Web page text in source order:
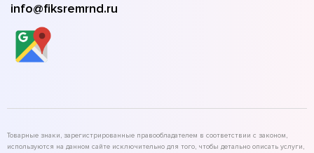
info@fiksremrnd.ru
Товарные знаки, зарегистрированные правообладателем в соответствии с законом,
используются на данном сайте исключительно для того, чтобы детально описать услуги,